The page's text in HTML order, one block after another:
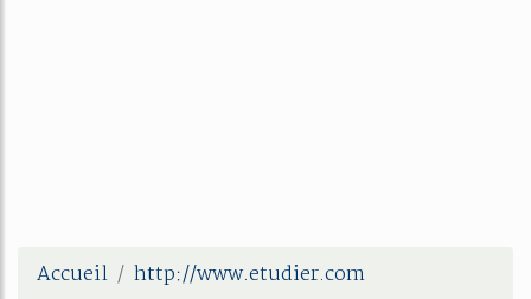
Accueil http://www.etudier.com